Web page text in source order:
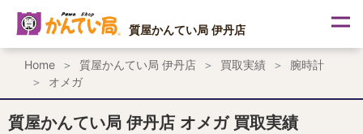
ス
プ
質屋かんてい局 伊丹店
Home 質屋かんてい局 伊丹店 買取実績
腕時計
オメガ
質屋かんてい局 伊丹店 オメガ 買取実績